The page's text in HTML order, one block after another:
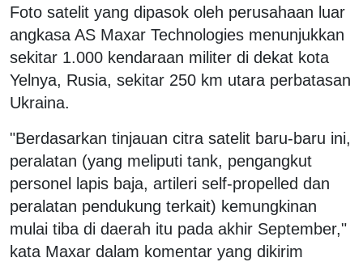
Foto satelit yang dipasok oleh perusahaan luar
angkasa AS Maxar Technologies menunjukkan
sekitar 1.000 kendaraan militer di dekat kota
Yelnya, Rusia, sekitar 250 km utara perbatasan
Ukraina.
"Berdasarkan tinjauan citra satelit baru-baru ini,
peralatan (yang meliputi tank, pengangkut
personel lapis baja, artileri self-propelled dan
peralatan pendukung terkait) kemungkinan
mulai tiba di daerah itu pada akhir September,"
kata Maxar dalam komentar yang dikirim